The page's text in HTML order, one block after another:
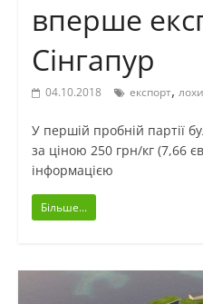
вперше
Сінгапур
04.10.2018 експорт,
У першій пробній партії
за ціною 250 грн/кг (7,66
інформацією
Більше...